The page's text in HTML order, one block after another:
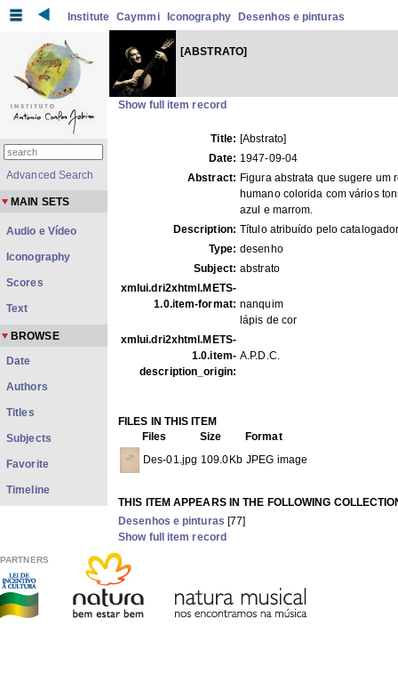
Institute Caymmi Iconography Desenhos e pinturas
[ABSTRATO]
Show full item record
Title: [Abstrato]
Date: 1947-09-04
Abstract: Figura abstrata que sugere um
humano colorida com vários
azul e marrom.
Description: Título atribuído pelo
Type: desenho
Subject: abstrato
xmlui.dri2xhtml.METS-
1.0.item-format: nanquim
lápis de cor
xmlui.dri2xhtml.METS-
1.0.item-
description_origin:
A.P.D.C.
FILES IN THIS ITEM
Files
Size
Format
Des-01.jpg 109.0Kb JPEG image
THIS ITEM APPEARS IN THE FOLLOWING
Desenhos e pinturas [77]
Show full item record
Advanced Search
MAIN SETS
Audio e Vídeo
Iconography
Scores
Text
BROWSE
Date
Authors
Titles
Subjects
Favorite
Timeline
PARTNERS